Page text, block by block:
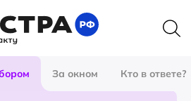
За окном Кто в ответе?